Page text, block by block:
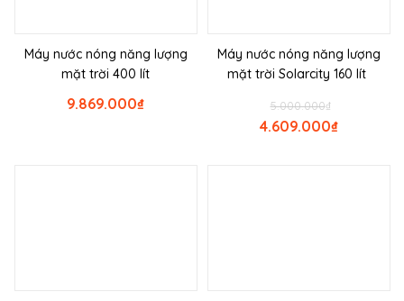
Máy nước nóng năng lượng
mặt trời 400 lít
₫
9.869.000
Máy nước nóng năng lượng
mặt trời Solarcity 160 lít
₫
5.000.000
₫
4.609.000